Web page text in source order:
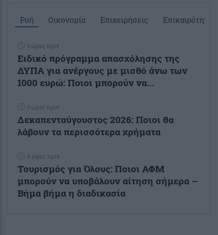
Ροή Οικονομία Επιχειρήσεις Επικαιρότητα
3 ώρες πριν
Ειδικό πρόγραμμα απασχόλησης της
ΔΥΠΑ για ανέργους με μισθό άνω των
1000 ευρώ: Ποιοι μπορούν να...
3 ώρες πριν
Δεκαπενταύγουστος 2026: Ποιοι θα
λάβουν τα περισσότερα χρήματα
4 ώρες πριν
Τουρισμός για Όλους: Ποιοι ΑΦΜ
μπορούν να υποβάλουν αίτηση σήμερα –
Βήμα βήμα η διαδικασία